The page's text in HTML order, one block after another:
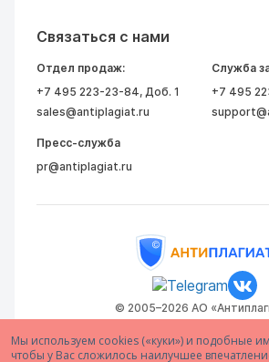
Мы используем cookies («куки») и подобные
чтобы у Вас сложилось наилучшее
Связаться с нами
Отдел продаж:
+7 495 223-23-84, Доб. 1
sales@antiplagiat.ru
Служба
+7 495
Пресс-служба
pr@antiplagiat.ru
© 2005–2026 АО